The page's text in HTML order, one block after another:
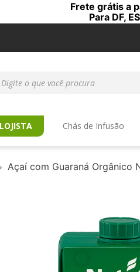
Frete grátis a
Para DF,
Chás de Infusão
Açaí com Guaraná Orgânico